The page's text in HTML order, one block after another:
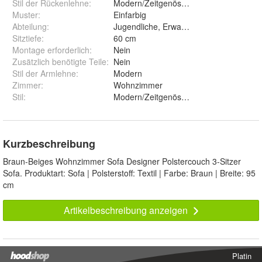
Stil der Rückenlehne:
Modern/Zeitgenössisch
Muster:
Einfarbig
Abteilung:
Jugendliche, Erwachsene
Sitztiefe:
60 cm
Montage erforderlich:
Nein
Zusätzlich benötigte Teile: Nein
Stil der Armlehne:
Modern
Zimmer:
Wohnzimmer
Stil: Modern/Zeitgenössisch
Kurzbeschreibung
Braun-Beiges Wohnzimmer Sofa Designer Polstercouch 3-Sitzer
Sofa. Produktart: Sofa | Polsterstoff: Textil | Farbe: Braun | Breite: 95
cm
Artikelbeschreibung anzeigen
Platin